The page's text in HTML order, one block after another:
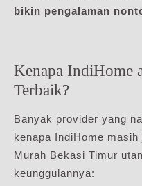
bikin pengalaman
Kenapa IndiHome
Terbaik?
Banyak provider yang
kenapa IndiHome
Murah Bekasi Timur
keunggulannya: